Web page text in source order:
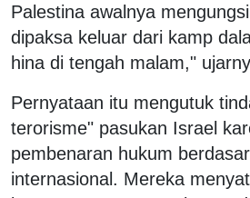
Palestina awalnya
dipaksa keluar dari kamp
hina di tengah malam,"
Pernyataan itu mengutuk
terorisme" pasukan Israel
pembenaran hukum
internasional. Mereka